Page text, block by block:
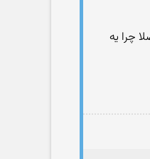
چرا یه